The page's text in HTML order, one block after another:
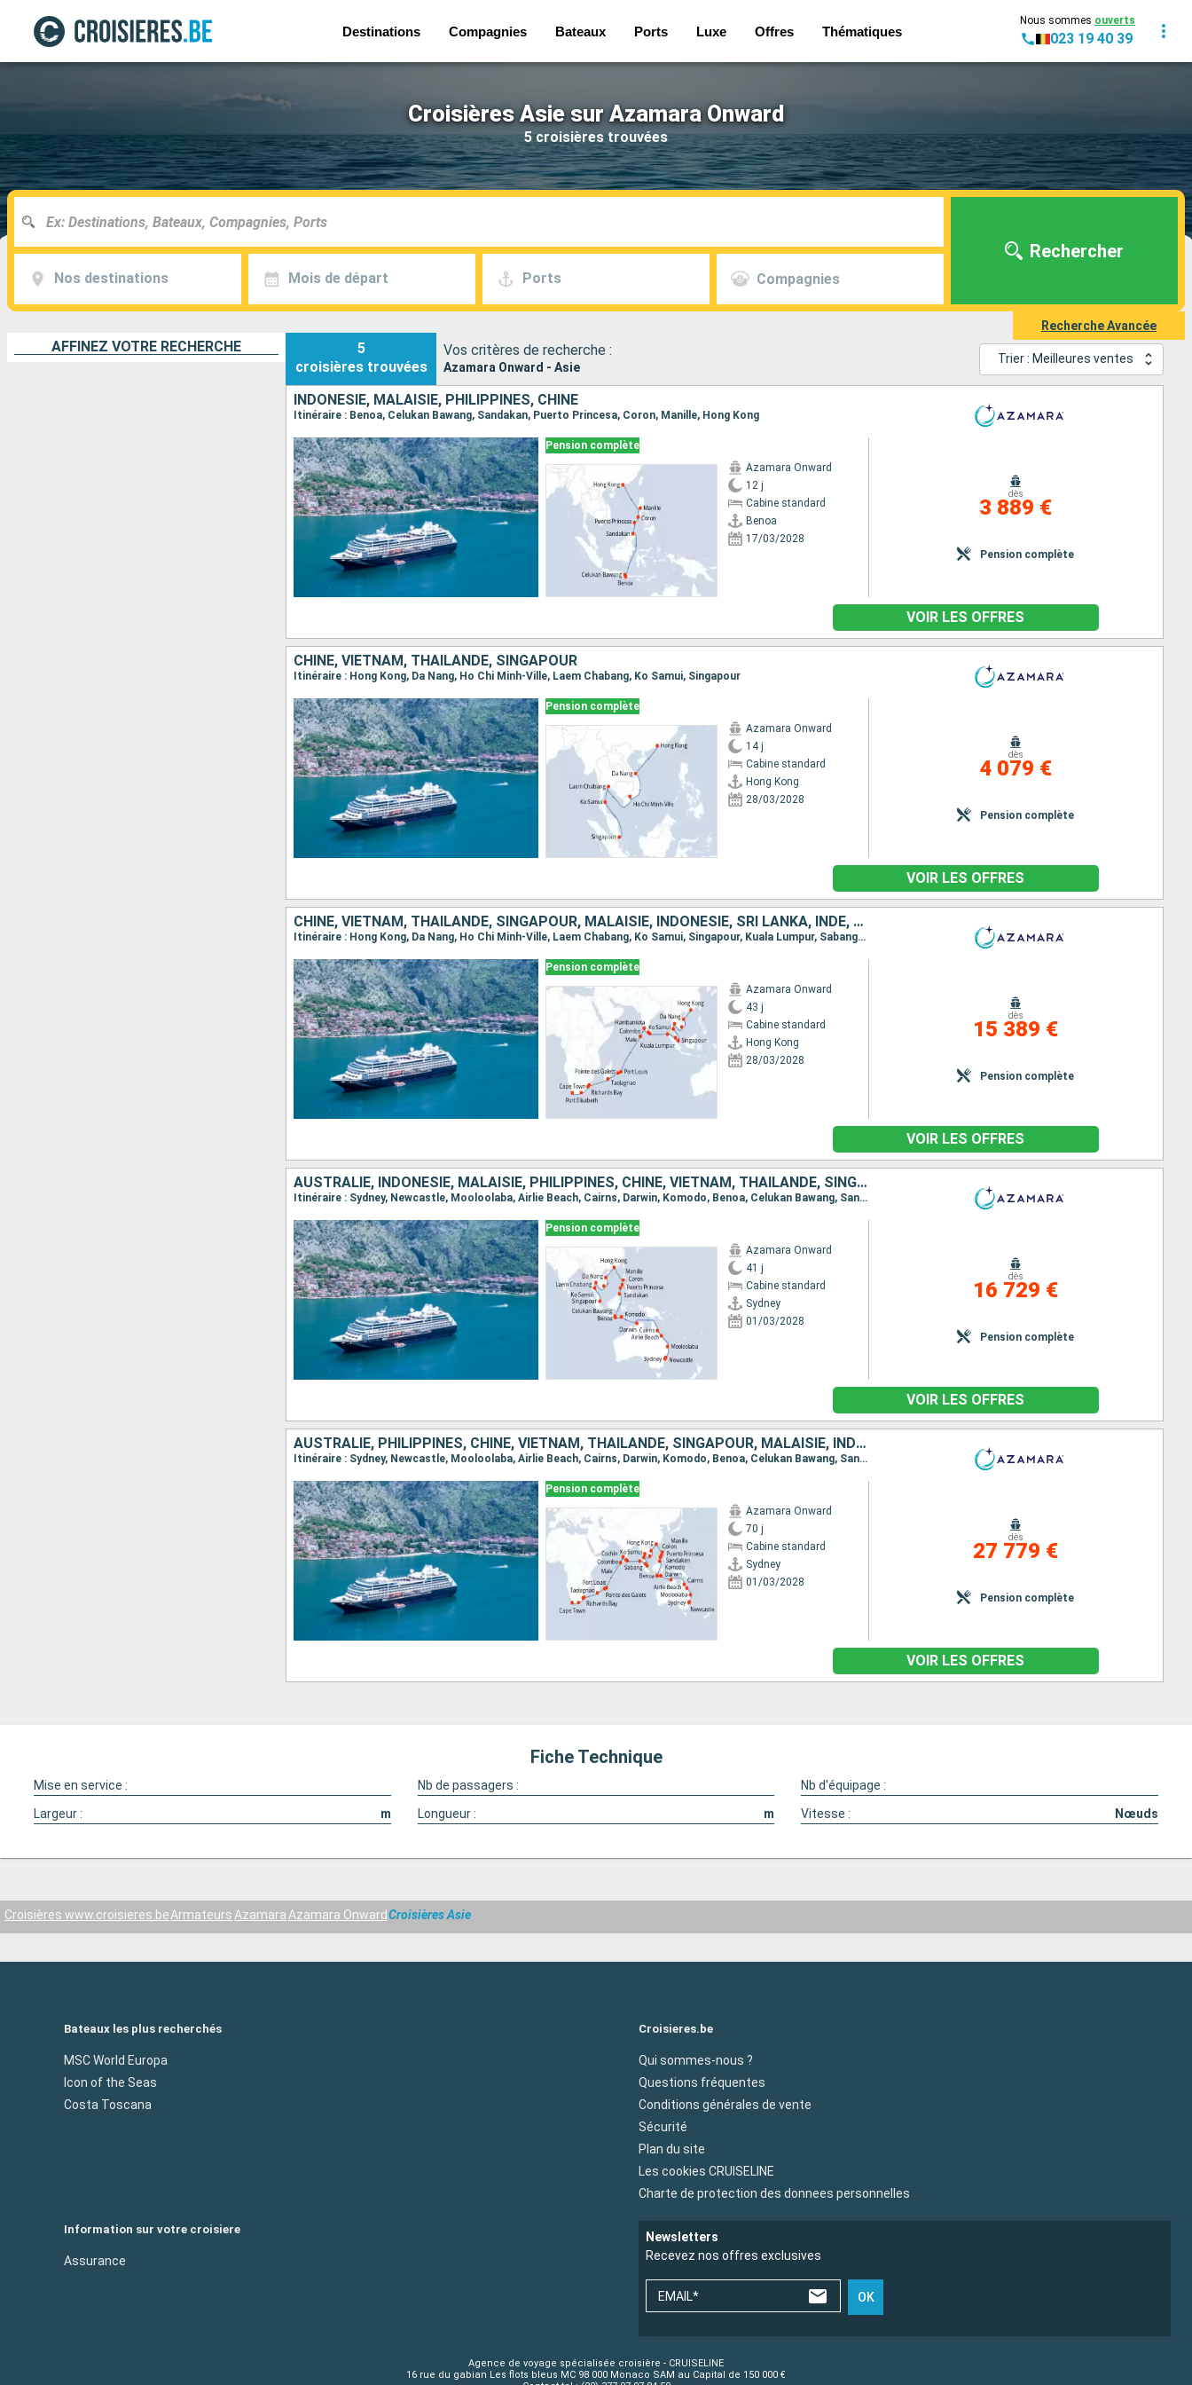
Destinations Compagnies Bateaux Ports Luxe Offres Thématiques
Nous sommes ouverts
023 19 40 39
Croisières Asie sur Azamara Onward
5 croisières trouvées
Nos destinations Mois de départ Ports Compagnies
Rechercher
Recherche Avancée
AFFINEZ VOTRE RECHERCHE
5
croisières trouvées
Vos critères de recherche :
Azamara Onward - Asie
Trier : Meilleures ventes
INDONÉSIE, MALAISIE, PHILIPPINES, CHINE
Itinéraire : Benoa, Celukan Bawang, Sandakan, Puerto Princesa, Coron, Manille, Hong Kong
Pension complète
Azamara Onward
12 j
Cabine standard
Benoa
17/03/2028
dès
3 889 €
Pension complète
VOIR LES OFFRES
CHINE, VIETNAM, THAÏLANDE, SINGAPOUR
Itinéraire : Hong Kong, Da Nang, Ho Chi Minh-Ville, Laem Chabang, Ko Samui, Singapour
Pension complète
Azamara Onward
14 j
Cabine standard
Hong Kong
28/03/2028
dès
4 079 €
Pension complète
VOIR LES OFFRES
CHINE, VIETNAM, THAÏLANDE, SINGAPOUR, MALAISIE, INDONÉSIE, SRI LANKA, INDE, MALDIVES, MAURICE, FRANCE, MADAGASCAR, AFRIQUE DU SUD
Itinéraire : Hong Kong, Da Nang, Ho Chi Minh-Ville, Laem Chabang, Ko Samui, Singapour, Kuala Lumpur, Sabang, Hambantota, Colombo, Cochin, Male, Port Louis, Pointe des Galets, Taolagnao, Richards Bay, Durban, Port Elisabeth, Cape Town
Pension complète
Azamara Onward
43 j
Cabine standard
Hong Kong
28/03/2028
dès
15 389 €
Pension complète
VOIR LES OFFRES
AUSTRALIE, INDONÉSIE, MALAISIE, PHILIPPINES, CHINE, VIETNAM, THAÏLANDE, SINGAPOUR
Itinéraire : Sydney, Newcastle, Mooloolaba, Airlie Beach, Cairns, Darwin, Komodo, Benoa, Celukan Bawang, Sandakan, Puerto Princesa, Coron, Manille, Hong Kong, Da Nang, Ho Chi Minh-Ville, Laem Chabang, Ko Samui, Singapour
Pension complète
Azamara Onward
41 j
Cabine standard
Sydney
01/03/2028
dès
16 729 €
Pension complète
VOIR LES OFFRES
AUSTRALIE, PHILIPPINES, CHINE, VIETNAM, THAÏLANDE, SINGAPOUR, MALAISIE, INDONÉSIE, SRI LANKA, INDE, MALDIVES, MAURICE, FRANCE, MADAGASCAR, AFRIQUE DU SUD
Itinéraire : Sydney, Newcastle, Mooloolaba, Airlie Beach, Cairns, Darwin, Komodo, Benoa, Celukan Bawang, Sandakan, Puerto Princesa, Coron, Manille, Hong Kong, Da Nang, Ho Chi Minh-Ville, Laem Chabang, Ko Samui, Singapour, Kuala Lumpur, Sabang, Hambantota, Colombo, Cochin, Male, Port Louis, Pointe des Galets, Taolagnao, Richards Bay, Durban, Port Elisabeth, Cape Town
Pension complète
Azamara Onward
70 j
Cabine standard
Sydney
01/03/2028
dès
27 779 €
Pension complète
VOIR LES OFFRES
Fiche Technique
Mise en service : Nb de passagers :
Nb d'équipage :
Largeur :
m Longueur : m Vitesse : Nœuds
Croisières www.croisieres.beArmateursAzamaraAzamara OnwardCroisières Asie
Bateaux les plus recherchés
MSC World Europa
Icon of the Seas
Costa Toscana
Croisieres.be
Qui sommes-nous ?
Questions fréquentes
Conditions générales de vente
Sécurité
Plan du site
Les cookies CRUISELINE
Charte de protection des donnees personnelles
Information sur votre croisiere
Assurance
Newsletters
Recevez nos offres exclusives
EMAIL* OK
Agence de voyage spécialisée croisière - CRUISELINE
16 rue du gabian Les flots bleus MC 98 000 Monaco SAM au Capital de 150 000 €